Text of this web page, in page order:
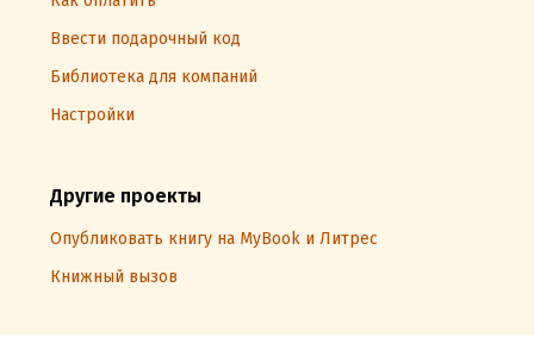
Ввести подарочный код
Библиотека для компаний
Настройки
Другие проекты
Опубликовать книгу на MyBook и Литрес
Книжный вызов